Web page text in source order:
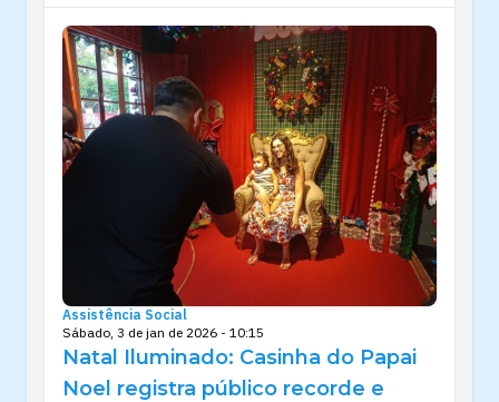
Assistência Social
Sábado, 3 de jan de 2026 - 10:15
Natal Iluminado: Casinha do Papai
Noel registra público recorde e